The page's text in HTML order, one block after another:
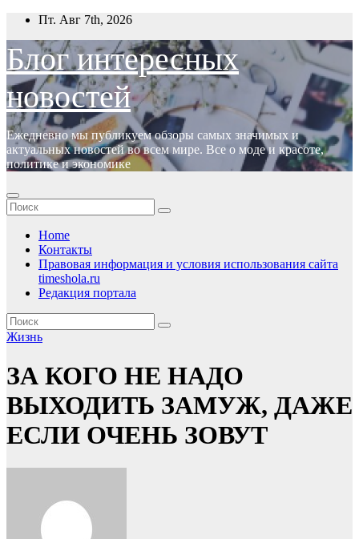
Перейти
содержимому
Пт. Авг 7th, 2026
Блог интересных
новостей
Ежедневно мы публикуем обзоры самых значимых и
актуальных новостей во всем мире. Все о моде и красоте,
политике и экономике
Home
Контакты
Правовая информация и условия использования сайта
timeshola.ru
Редакция портала
Жизнь
ЗА КОГО НЕ НАДО
ВЫХОДИТЬ ЗАМУЖ, ДАЖЕ
ЕСЛИ ОЧЕНЬ ЗОВУТ